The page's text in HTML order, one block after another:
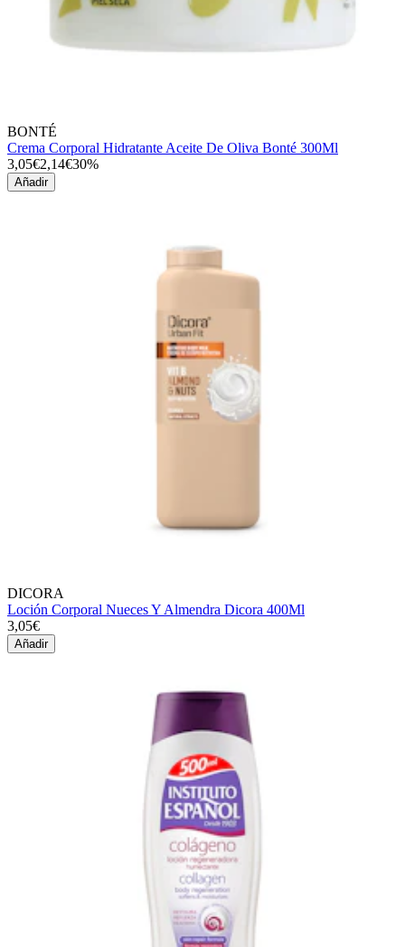
BONTÉ
Crema Corporal Hidratante Aceite De Oliva Bonté 300Ml
3,05€2,14€30%
Añadir
DICORA
Loción Corporal Nueces Y Almendra Dicora 400Ml
3,05€
Añadir